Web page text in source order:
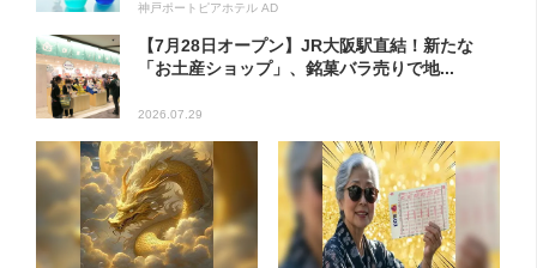
神戸ポートピアホテル AD
【7月28日オープン】JR大阪駅直結！新たな
「お土産ショップ」、銘菓バラ売りで地...
2026.07.29